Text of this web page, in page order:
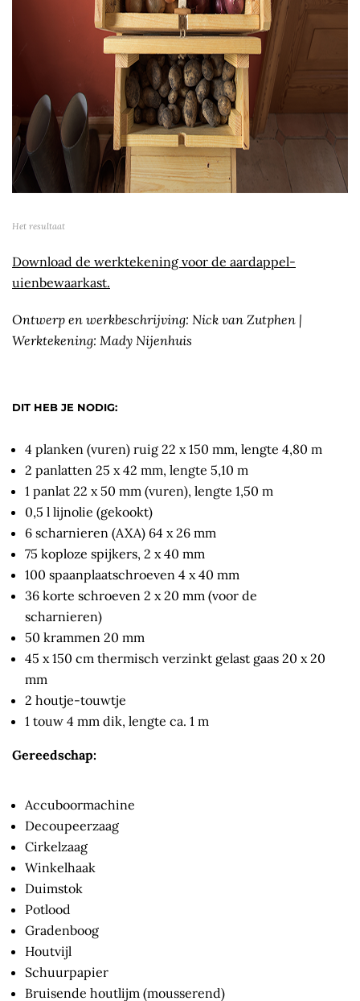
Het resultaat
Download de werktekening voor de aardappel-
uienbewaarkast.
Ontwerp en werkbeschrijving: Nick van Zutphen |
Werktekening: Mady Nijenhuis
DIT HEB JE NODIG:
4 planken (vuren) ruig 22 x 150 mm, lengte 4,80 m
2 panlatten 25 x 42 mm, lengte 5,10 m
1 panlat 22 x 50 mm (vuren), lengte 1,50 m
0,5 l lijnolie (gekookt)
6 scharnieren (AXA) 64 x 26 mm
75 koploze spijkers, 2 x 40 mm
100 spaanplaatschroeven 4 x 40 mm
36 korte schroeven 2 x 20 mm (voor de
scharnieren)
50 krammen 20 mm
45 x 150 cm thermisch verzinkt gelast gaas 20 x 20
mm
2 houtje-touwtje
1 touw 4 mm dik, lengte ca. 1 m
Gereedschap:
Accuboormachine
Decoupeerzaag
Cirkelzaag
Winkelhaak
Duimstok
Potlood
Gradenboog
Houtvijl
Schuurpapier
Bruisende houtlijm (mousserend)